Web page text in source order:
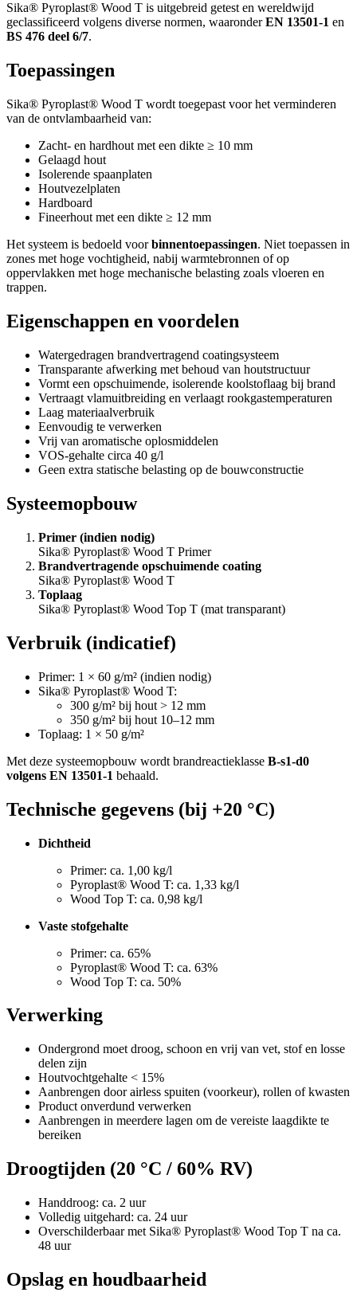
Sika® Pyroplast® Wood T is uitgebreid getest en wereldwijd
geclassificeerd volgens diverse normen, waaronderEN 13501-1 en
BS 476 deel 6/7.
Toepassingen
Sika® Pyroplast® Wood T wordt toegepast voor het verminderen
van de ontvlambaarheid van:
Zacht- en hardhout met een dikte ≥ 10 mm
Gelaagd hout
Isolerende spaanplaten
Houtvezelplaten
Hardboard
Fineerhout met een dikte ≥ 12 mm
Het systeem is bedoeld voorbinnentoepassingen. Niet toepassen in
zones met hoge vochtigheid, nabij warmtebronnen of op
oppervlakken met hoge mechanische belasting zoals vloeren en
trappen.
Eigenschappen en voordelen
Watergedragen brandvertragend coatingsysteem
Transparante afwerking met behoud van houtstructuur
Vormt een opschuimende, isolerende koolstoflaag bij brand
Vertraagt vlamuitbreiding en verlaagt rookgastemperaturen
Laag materiaalverbruik
Eenvoudig te verwerken
Vrij van aromatische oplosmiddelen
VOS-gehalte circa 40 g/l
Geen extra statische belasting op de bouwconstructie
Systeemopbouw
Primer (indien nodig)
Sika® Pyroplast® Wood T Primer
Brandvertragende opschuimende coating
Sika® Pyroplast® Wood T
Toplaag
Sika® Pyroplast® Wood Top T (mat transparant)
Verbruik (indicatief)
Primer: 1 × 60 g/m² (indien nodig)
Sika® Pyroplast® Wood T:
300 g/m² bij hout > 12 mm
350 g/m² bij hout 10–12 mm
Toplaag: 1 × 50 g/m²
Met deze systeemopbouw wordt brandreactieklasse B-s1-d0
volgens EN 13501-1 behaald.
Technische gegevens (bij +20 °C)
Dichtheid
Primer: ca. 1,00 kg/l
Pyroplast® Wood T: ca. 1,33 kg/l
Wood Top T: ca. 0,98 kg/l
Vaste stofgehalte
Primer: ca. 65%
Pyroplast® Wood T: ca. 63%
Wood Top T: ca. 50%
Verwerking
Ondergrond moet droog, schoon en vrij van vet, stof en losse
delen zijn
Houtvochtgehalte < 15%
Aanbrengen door airless spuiten (voorkeur), rollen of kwasten
Product onverdund verwerken
Aanbrengen in meerdere lagen om de vereiste laagdikte te
bereiken
Droogtijden (20 °C / 60% RV)
Handdroog: ca. 2 uur
Volledig uitgehard: ca. 24 uur
Overschilderbaar met Sika® Pyroplast® Wood Top T na ca.
48 uur
Opslag en houdbaarheid